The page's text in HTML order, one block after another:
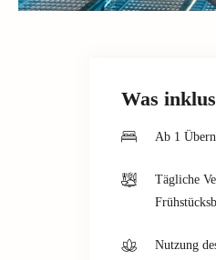
Was
Ab 1
Tägliche
Nutzung